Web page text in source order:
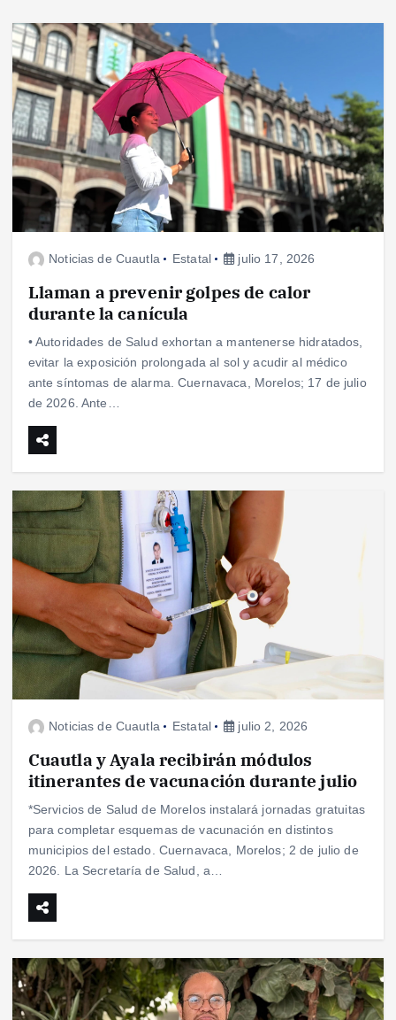
Noticias de Cuautla Estatal julio 17, 2026
Llaman a prevenir golpes de calor
durante la canícula
• Autoridades de Salud exhortan a mantenerse hidratados,
evitar la exposición prolongada al sol y acudir al médico
ante síntomas de alarma. Cuernavaca, Morelos; 17 de julio
de 2026. Ante…
Noticias de Cuautla Estatal julio 2, 2026
Cuautla y Ayala recibirán módulos
itinerantes de vacunación durante julio
*Servicios de Salud de Morelos instalará jornadas gratuitas
para completar esquemas de vacunación en distintos
municipios del estado. Cuernavaca, Morelos; 2 de julio de
2026. La Secretaría de Salud, a…